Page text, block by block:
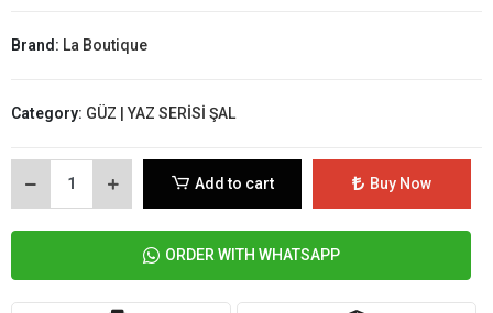
Brand: La Boutique
Category: GÜZ | YAZ SERİSİ ŞAL
Add to cart Buy Now
ORDER WITH WHATSAPP